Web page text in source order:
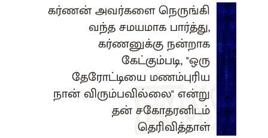
கர்ணன் அவர்களை நெருங்கி
வந்த சமயமாக பார்த்து,
கர்ணனுக்கு நன்றாக
கேட்கும்படி, "ஒரு
தேரோட்டியை மணம்புரிய
நான் விரும்பவில்லை" என்று
தன் சகோதரனிடம்
தெரிவித்தாள்